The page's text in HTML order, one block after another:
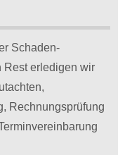
Schaden-
Rest erledigen wir
Rechnungsprüfung